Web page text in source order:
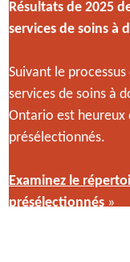
Résultats de 2025
services de soins à
Suivant le
services de soins à
Ontario est heureux
présélectionnés.
Examinez le
présélectionnés»